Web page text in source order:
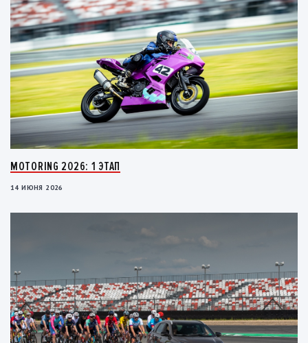
MOTORING 2026: 1 ЭТАП
14 ИЮНЯ 2026